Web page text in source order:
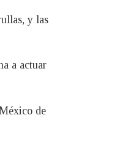
y las
a actuar
de